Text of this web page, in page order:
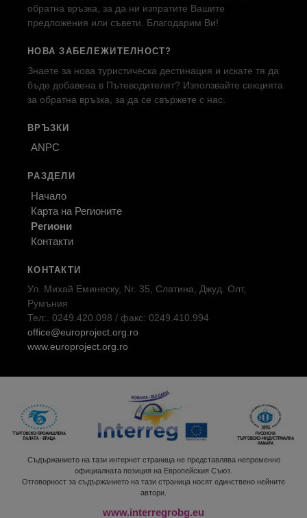
обратна връзка, за да ни изпратите Вашите
предложения или съвети. Благодарим Ви!
НОВА ЗАБЕЛЕЖИТЕЛНОСТ?
Знаете за нова туристическа дестинация и искате тя да
бъде добавена в Пътеводителят? Използвайте секцията
за обратна връзка, за да се свържете с нас.
ВРЪЗКИ
ANPC
РАЗДЕЛИ
Начало
Карта на Регионите
Региони
Контакти
КОНТАКТИ
Ул. Михай Еминеску, Nr. 35, Слатина, Джуд. Олт,
Румъния
Тел:. 0249.420.098 / факс: 0249.410.994
office@europroject.org.ro
www.europroject.org.ro
Съдържанието на тази интернет страница не представлява непременно
официалната позиция на Европейския Съюз.
Отговорност за съдържанието на тази страница носят единствено нейните
автори.
www.interregrobg.eu